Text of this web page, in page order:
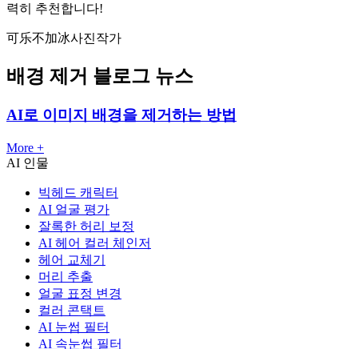
력히 추천합니다!
可乐不加冰사진작가
배경 제거 블로그 뉴스
AI로 이미지 배경을 제거하는 방법
More +
AI 인물
빅헤드 캐릭터
AI 얼굴 평가
잘록한 허리 보정
AI 헤어 컬러 체인저
헤어 교체기
머리 추출
얼굴 표정 변경
컬러 콘택트
AI 눈썹 필터
AI 속눈썹 필터